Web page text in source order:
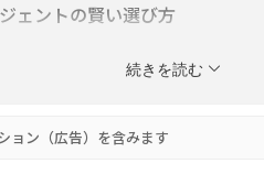
ェントの賢い選び方
ェントの有効活用術
続きを読む
ョン（広告）を含みます